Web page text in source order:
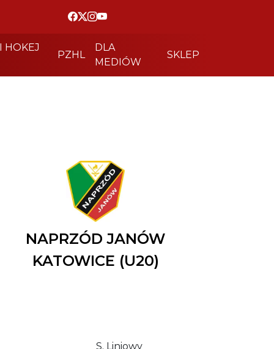
HOKEJ
PZHL
DLA
MEDIÓW
SKLEP
NAPRZÓD JANÓW
KATOWICE (U20)
S. Liniowy